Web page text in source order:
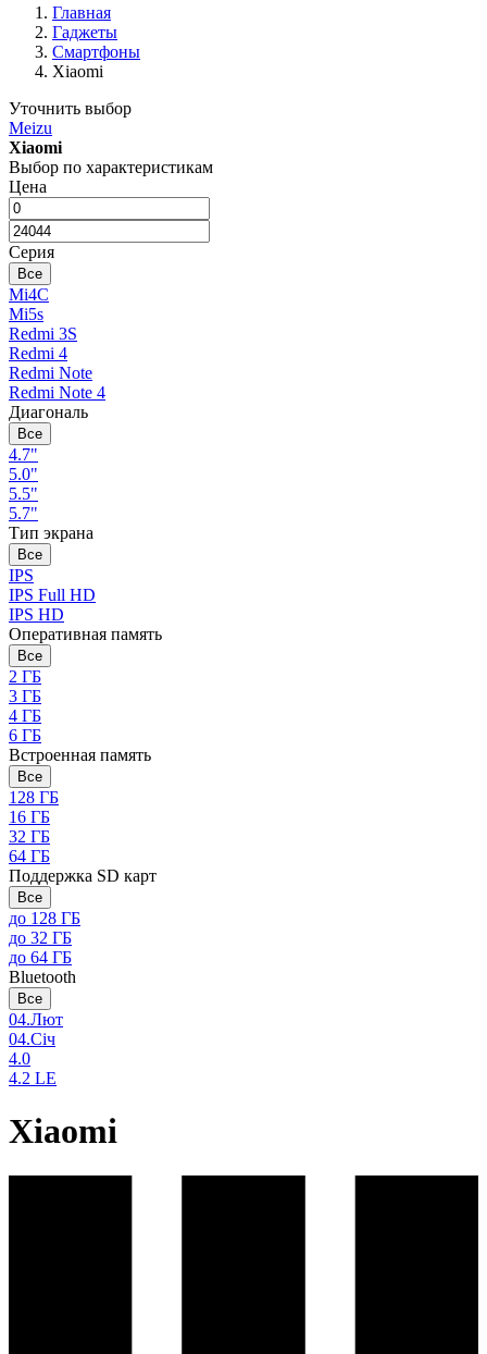
Главная
Гаджеты
Смартфоны
Xiaomi
Уточнить выбор
Meizu
Xiaomi
Выбор по характеристикам
Цена
Серия
Все
Mi4C
Mi5s
Redmi 3S
Redmi 4
Redmi Note
Redmi Note 4
Диагональ
Все
4.7"
5.0"
5.5"
5.7"
Тип экрана
Все
IPS
IPS Full HD
IPS HD
Оперативная память
Все
2 ГБ
3 ГБ
4 ГБ
6 ГБ
Встроенная память
Все
128 ГБ
16 ГБ
32 ГБ
64 ГБ
Поддержка SD карт
Все
до 128 ГБ
до 32 ГБ
до 64 ГБ
Bluetooth
Все
04.Лют
04.Січ
4.0
4.2 LE
Xiaomi